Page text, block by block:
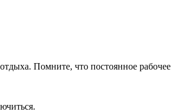
Помните, что постоянное